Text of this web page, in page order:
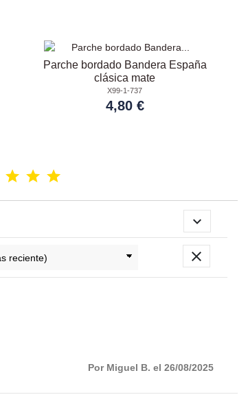
Parche bordado Bandera España
clásica mate
X99-1-737
4,80 €


Por Miguel B. el 26/08/2025